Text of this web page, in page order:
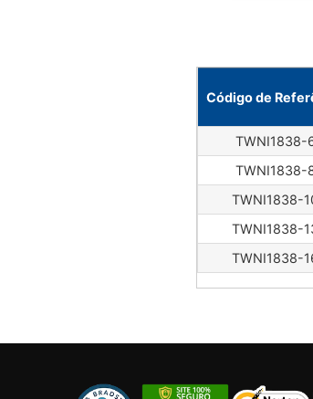
Código de
TWNI1838-
TWNI1838-
TWNI1838-
TWNI1838-
TWNI1838-